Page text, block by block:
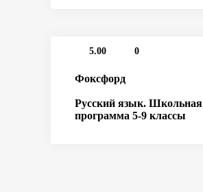
5.00 0
Фоксфорд
Русский язык. Школьная
программа 5-9 классы